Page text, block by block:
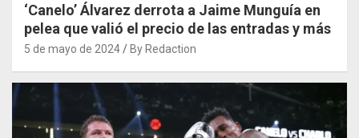
‘Canelo’ Álvarez derrota a Jaime Munguía en
pelea que valió el precio de las entradas y más
5 de mayo de 2024 By Redaction